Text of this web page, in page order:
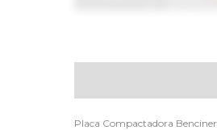
Placa Compactadora